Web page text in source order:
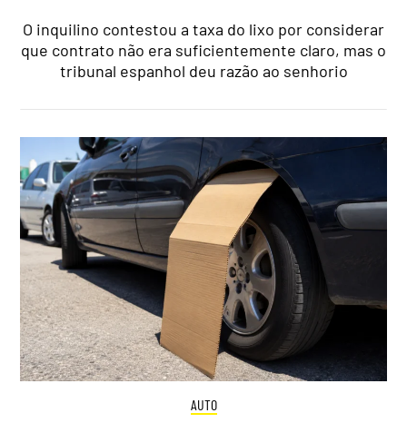
O inquilino contestou a taxa do lixo por considerar
que contrato não era suficientemente claro, mas o
tribunal espanhol deu razão ao senhorio
AUTO